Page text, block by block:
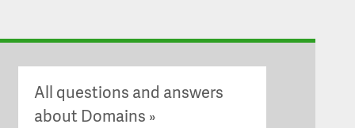
All questions and answers
about Domains